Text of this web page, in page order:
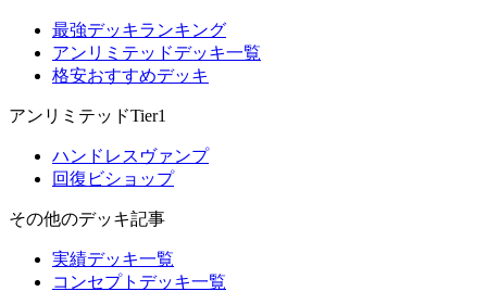
最強デッキランキング
アンリミテッドデッキ一覧
格安おすすめデッキ
アンリミテッドTier1
ハンドレスヴァンプ
回復ビショップ
その他のデッキ記事
実績デッキ一覧
コンセプトデッキ一覧